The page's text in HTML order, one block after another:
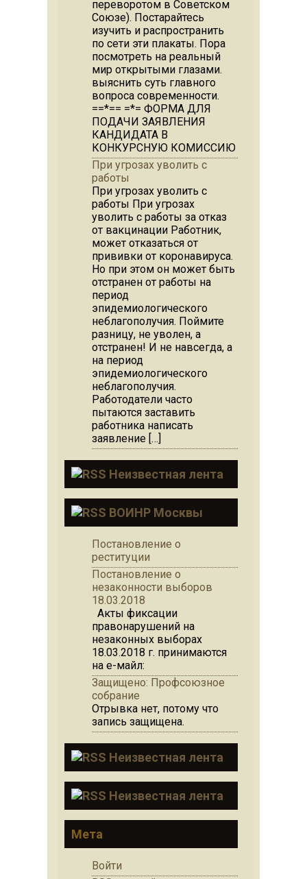
переворотом в Советском
Союзе). Постарайтесь
изучить и распространить
по сети эти плакаты. Пора
посмотреть на реальный
мир открытыми глазами.
выяснить суть главного
вопроса современности.
==*== =*= ФОРМА ДЛЯ
ПОДАЧИ ЗАЯВЛЕНИЯ
КАНДИДАТА В
КОНКУРСНУЮ КОМИССИЮ
При угрозах уволить с
работы
При угрозах уволить с
работы При угрозах
уволить с работы за отказ
от вакцинации Работник,
может отказаться от
прививки от коронавируса.
Но при этом он может быть
отстранен от работы на
период
эпидемиологического
неблагополучия. Поймите
разницу, не уволен, а
отстранен! И не навсегда, а
на период
эпидемиологического
неблагополучия.
Работодатели часто
пытаются заставить
работника написать
заявление […]
Неизвестная лента
ВОИНР Москвы
Постановление о
реституции
Постановление о
незаконности выборов
18.03.2018
Акты фиксации
правонарушений на
незаконных выборах
18.03.2018 г. принимаются
на е-майл:
Защищено: Профсоюзное
собрание
Отрывка нет, потому что
запись защищена.
Неизвестная лента
Неизвестная лента
Мета
Войти